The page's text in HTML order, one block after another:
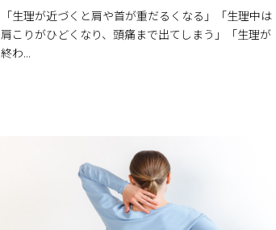
「生理が近づくと肩や首が重だるくなる」「生理中は
肩こりがひどくなり、頭痛まで出てしまう」「生理が
終わ...